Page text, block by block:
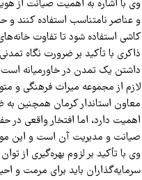
وی با اشاره به اهمیت صیانت از
و عناصر نامتناسب استفاده کنند و
کاشی استفاده شود تا تفاوت
ذاکری‌ با تأکید بر ضرورت نگاه
داشتن یک تمدن در خاورمیانه
لازم از مجموعه میراث فرهنگی و
معاون استاندار کرمان همچنین
اهمیت دارد، اما افتخار واقعی
صیانت و مدیریت آن است و این
وی با تأکید بر لزوم بهره‌گیری از
سرمایه‌گذاران باید برای مرمت و